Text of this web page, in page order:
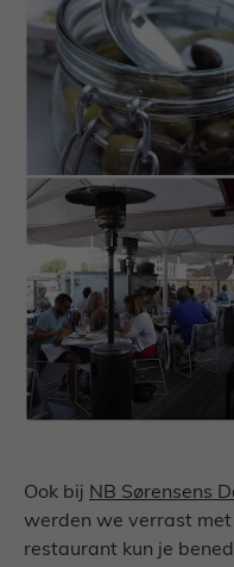
Ook bij NB Sørensens
werden we verrast
restaurant kun je